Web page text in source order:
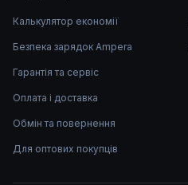
Калькулятор економії
Безпека зарядок Ampera
Гарантія та сервіс
Оплата і доставка
Обмін та повернення
Для оптових покупців